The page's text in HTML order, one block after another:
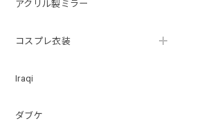
アクリル製ミラー
コスプレ衣装
Iraqi
ダブケ